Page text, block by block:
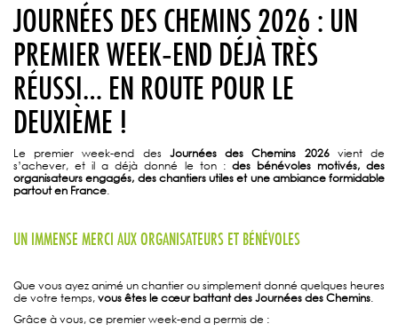
JOURNÉES DES CHEMINS 2026 : UN
PREMIER WEEK‑END DÉJÀ TRÈS
RÉUSSI… EN ROUTE POUR LE
DEUXIÈME !
Le premier week-end des Journées des Chemins 2026vient de
s’achever, et il a déjà donné le ton : des bénévoles motivés, des
organisateurs engagés, des chantiers utiles et une ambiance formidable
partout en France.
UN IMMENSE MERCI AUX ORGANISATEURS ET BÉNÉVOLES
Que vous ayez animé un chantier ou simplement donné quelques heures
de votre temps,vous êtes le cœur battant des Journées des Chemins.
Grâce à vous, ce premier week-end a permis de :